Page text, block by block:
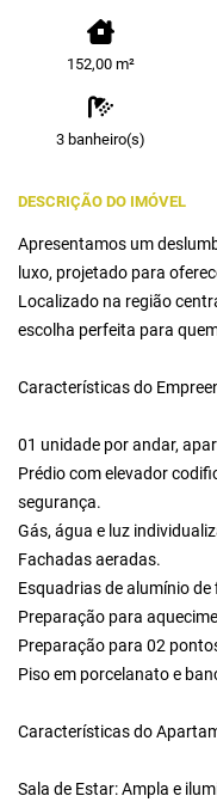
152,00 m²
3 banheiro(s)
DESCRIÇÃO DO IMÓVEL
Apresentamos um
luxo, projetado para
Localizado na região
escolha perfeita para
Características do
01 unidade por andar,
Prédio com elevador
segurança.
Gás, água e luz
Fachadas aeradas.
Esquadrias de alumínio
Preparação para
Preparação para 02
Piso em porcelanato e
Características do
Sala de Estar: Ampla e